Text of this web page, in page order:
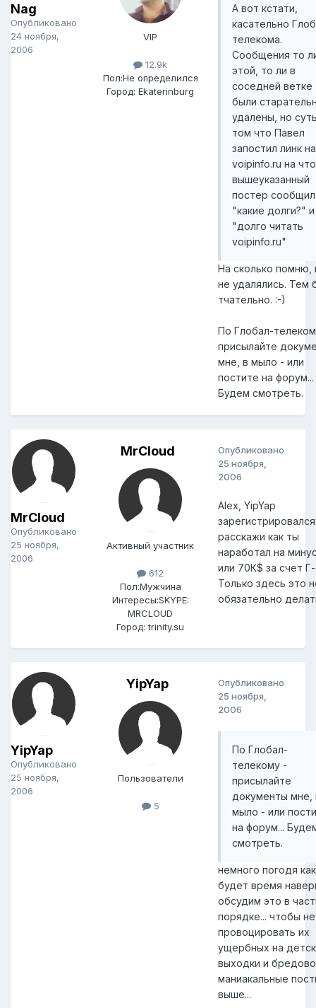
Nag
Опубликовано
24 ноября,
2006
VIP
12.9k
Пол:Не определился
Город: Ekaterinburg
А вот кстати,
касательно
телекома.
Сообщения то
этой, то ли в
соседней ветке
были
удалены, но
том что Павел
запостил линк на
voipinfo.ru на что
вышеуказанный
постер сообщил
"какие долги?" и
"долго читать
voipinfo.ru"
На сколько помню,
не удалялись. Тем
тчательно. :-)
По Глобал-
присылайте
мне, в мыло - или
постите на форум...
Будем смотреть.
MrCloud
Опубликовано
25 ноября,
2006
MrCloud
Активный участник
612
Пол:Мужчина
Интересы:SKYPE:
MRCLOUD
Город: trinity.su
Опубликовано
25 ноября,
2006
Alex, YipYap
расскажи как ты
наработал на
или 70К$ за счет
Только здесь это
обязательно
YipYap
Опубликовано
25 ноября,
2006
YipYap
Пользователи
5
Опубликовано
25 ноября,
2006
По Глобал-
телекому -
присылайте
документы мне,
мыло - или
на форум...
смотреть.
немного погодя как
будет время
обсудим это в
порядке... чтобы не
провоцировать их
ущербных на
выходки и
маниакальные
выше...